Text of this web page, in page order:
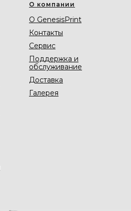
О компании
О GenesisPrint
Контакты
Сервис
Поддержка и
обслуживание
Доставка
Галерея